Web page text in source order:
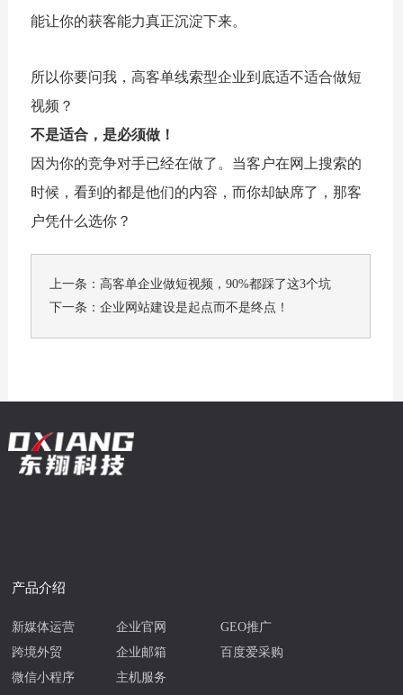
能让你的获客能力真正沉淀下来。
所以你要问我，高客单线索型企业到底适不适合做短
视频？
不是适合，是必须做！
因为你的竞争对手已经在做了。当客户在网上搜索的
时候，看到的都是他们的内容，而你却缺席了，那客
户凭什么选你？
上一条： 高客单企业做短视频，90%都踩了这3个坑
下一条： 企业网站建设是起点而不是终点！
产品介绍
新媒体运营 企业官网
GEO推广
跨境外贸
企业邮箱
百度爱采购
微信小程序
主机服务